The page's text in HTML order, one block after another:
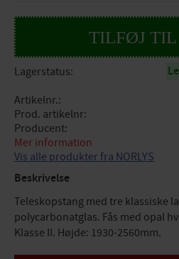
Lagerstatus
Artikelnr.
Prod. artikelnr
Producent
Mer information
Vis alle produkter fra NORLYS
Beskrivelse
Teleskopstang med tre klassiske
polycarbonatglas. Fås med opal
Klasse II. Højde: 1930-2560mm.
Tilbehør